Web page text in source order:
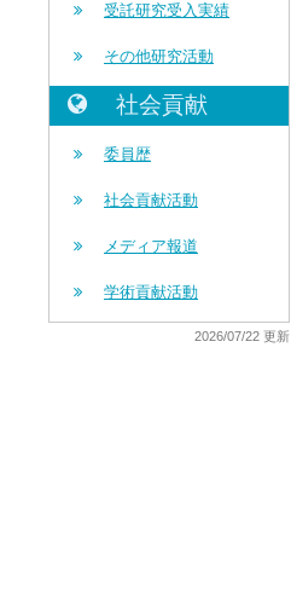
受託研究受入実績
その他研究活動
社会貢献
委員歴
社会貢献活動
メディア報道
学術貢献活動
2026/07/22 更新